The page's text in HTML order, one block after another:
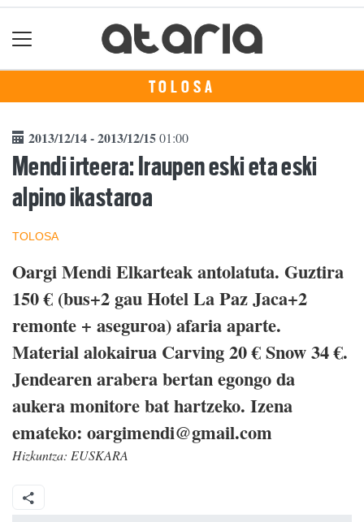
TOLOSA
2013/12/14 - 2013/12/1501:00
Mendi irteera: Iraupen eski eta eski
alpino ikastaroa
TOLOSA
Oargi Mendi Elkarteak antolatuta. Guztira
150 € (bus+2 gau Hotel La Paz Jaca+2
remonte + aseguroa) afaria aparte.
Material alokairua Carving 20 € Snow 34 €.
Jendearen arabera bertan egongo da
aukera monitore bat hartzeko. Izena
emateko: oargimendi@gmail.com
Hizkuntza: EUSKARA